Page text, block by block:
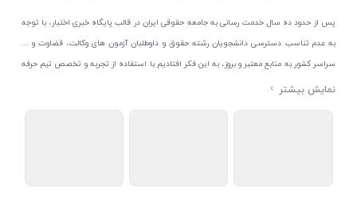
پس از حدود ده سال خدمت رسانی به جامعه حقوقی ایران در قالب پایگاه خبری اختبار، با توجه
به عدم تناسب دسترسی دانشجویان رشته حقوق و داوطلبان آزمون های وکالت، قضاوت و ...
سراسر کشور به منابع معتبر و بروز، به این فکر افتادیم با استفاده از تجربه و تخصص تیم حرفه
ای اختبار خدمتی جدید به جامعه حقوقی ایران ارائه کنیم. به این منظور با راه اندازی و تجهیز
اتحادیه ناشران و کتابفروشان تهران به منظور ارائه مطمئن ترین خدمات مجموعه بسیار کامل و